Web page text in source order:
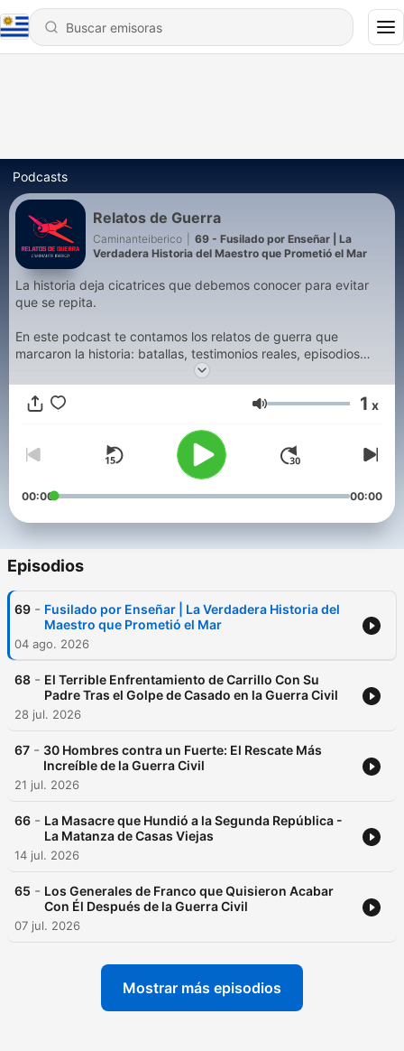
Podcasts
Relatos de Guerra
Caminanteiberico
69 - Fusilado por Enseñar | La
Verdadera Historia del Maestro que Prometió el Mar
La historia deja cicatrices que debemos conocer para evitar
que se repita.
En este podcast te contamos los relatos de guerra que
marcaron la historia: batallas, testimonios reales, episodios
olvidados y voces silenciadas por el paso del tiempo.
Con una narración envolvente y un enfoque humano, te
habitamos, sin ruido ni glorificación: solo memoria.
Si te apasiona entender la historia contada por sus
protagonistas, suscríbete, activa la campana y forma parte de
https://www.spreaker.com/podcast/relatos-de-guerra-
-6731681/support
Volumen 1 x
00:00 00:00
Episodios
69 - Fusilado por Enseñar | La Verdadera Historia del
Maestro que Prometió el Mar
04 ago. 2026
68 - El Terrible Enfrentamiento de Carrillo Con Su
Padre Tras el Golpe de Casado en la Guerra Civil
28 jul. 2026
67 - 30 Hombres contra un Fuerte: El Rescate Más
Increíble de la Guerra Civil
21 jul. 2026
66 - La Masacre que Hundió a la Segunda República -
La Matanza de Casas Viejas
14 jul. 2026
65 - Los Generales de Franco que Quisieron Acabar
Con Él Después de la Guerra Civil
07 jul. 2026
Mostrar más episodios